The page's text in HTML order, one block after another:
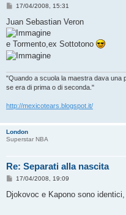
M
s
s
a
g
g
i
17/04/2008, 15:31
Juan Sebastian Veron
e Tormento,ex Sottotono
"Quando a scuola la maestra dava una
se era di prima o di seconda."
http://mexicotears.blogspot.it/
London
Superstar NBA
Re: Separati alla nascita
M
s
17/04/2008, 19:09
Djokovoc e Kapono sono